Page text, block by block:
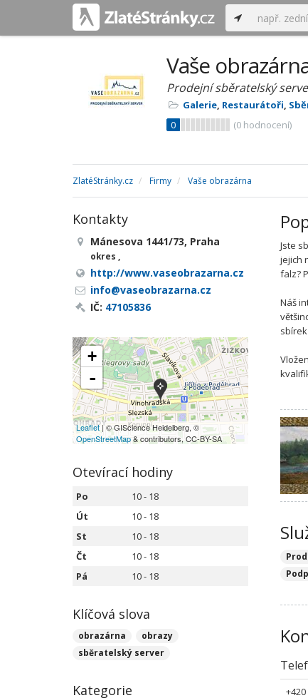
Vaše
Prodejní sběratelský
Galerie, Restaurátoři,
0
(0 hodnocení)
ZlatéStránky.cz Firmy Vaše obrazárna
Jste
jejich
falz?
Náš
Kontakty
Mánesova 1441/73, Praha
okres ,
http://www.vaseobrazarna.cz
info@vaseobrazarna.cz
IČ: 47105836
+
-
Leaflet| © GIScience Heidelberg, ©
OpenStreetMap& contributors, CC-BY-SA
Otevírací hodiny
Po
10 - 18
Út
10 - 18
St
10 - 18
Čt
10 - 18
Pá
10 - 18
Klíčová slova
obrazárna
obrazy
sběratelský server
Kategorie